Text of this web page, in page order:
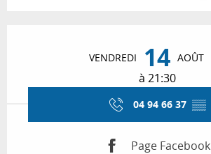
VENDREDI 14 AOÛT
à 21:30
04 94 66 37 ▒▒
Page Facebook